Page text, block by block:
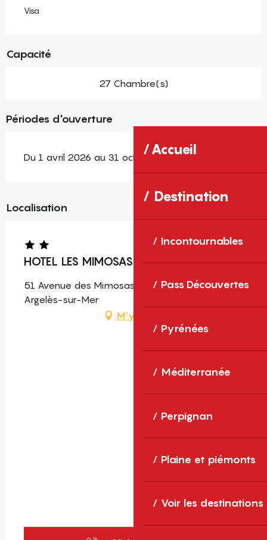
Accueil
Destination
Incontournables
Pass Découvertes
Pyrénées
Méditerranée
Perpignan
Plaine et piémonts
Voir les destinations
Visa
Capacité
27 Chambre(s)
Périodes d'ouverture
Du 1 avril 2026 au 31 octobre 2026
Localisation
HOTEL LES MIMOSAS
51 Avenue des Mimosas, Plage-Nord, 66700
Argelès-sur-Mer
M'y rendre